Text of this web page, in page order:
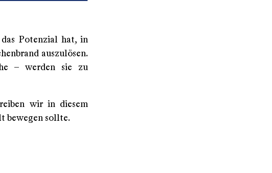
Potenzial hat, in
auszulösen.
– werden sie zu
wir in diesem
bewegen sollte.